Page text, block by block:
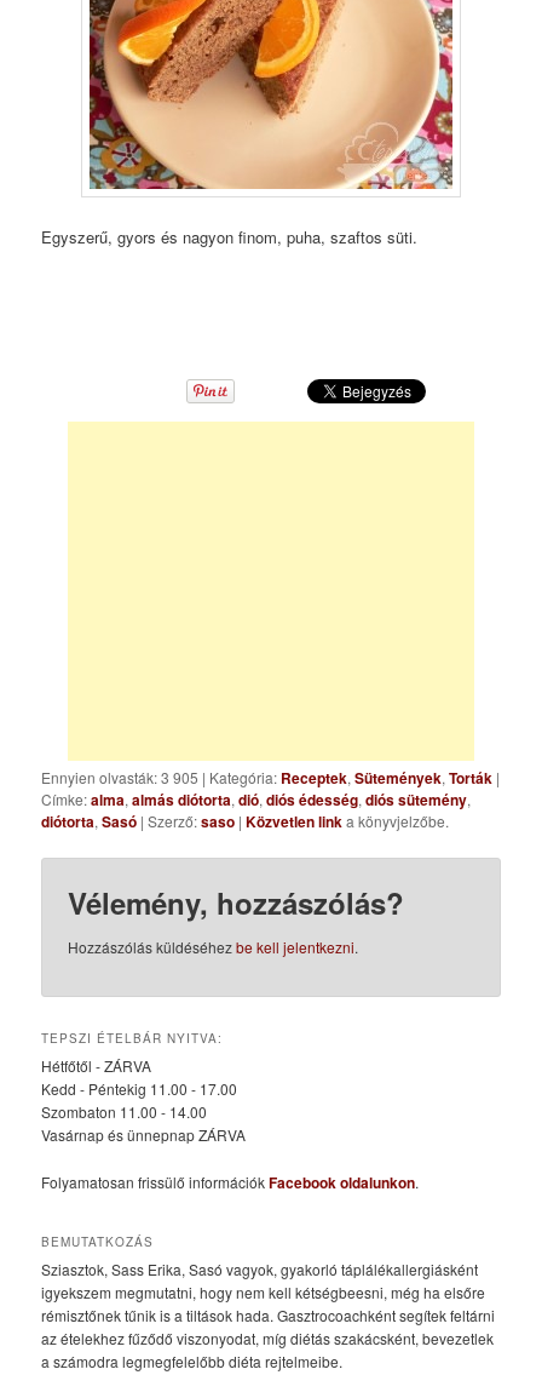
Egyszerű, gyors és nagyon finom, puha, szaftos süti.
Ennyien olvasták: 3 905 | Kategória: Receptek,Sütemények,Torták |
Címke:alma,almás diótorta,dió,diós édesség,diós sütemény,
diótorta,Sasó | Szerző:saso |Közvetlen linka könyvjelzőbe.
Vélemény, hozzászólás?
Hozzászólás küldéséhezbe kell jelentkezni.
TEPSZI ÉTELBÁR NYITVA:
Hétfőtől - ZÁRVA
Kedd - Péntekig 11.00 - 17.00
Szombaton 11.00 - 14.00
Vasárnap és ünnepnap ZÁRVA
Folyamatosan frissülő információkFacebook oldalunkon.
BEMUTATKOZÁS
Sziasztok, Sass Erika, Sasó vagyok, gyakorló táplálékallergiásként
igyekszem megmutatni, hogy nem kell kétségbeesni, még ha elsőre
rémisztőnek tűnik is a tiltások hada. Gasztrocoachként segítek feltárni
az ételekhez fűződő viszonyodat, míg diétás szakácsként, bevezetlek
a számodra legmegfelelőbb diéta rejtelmeibe.